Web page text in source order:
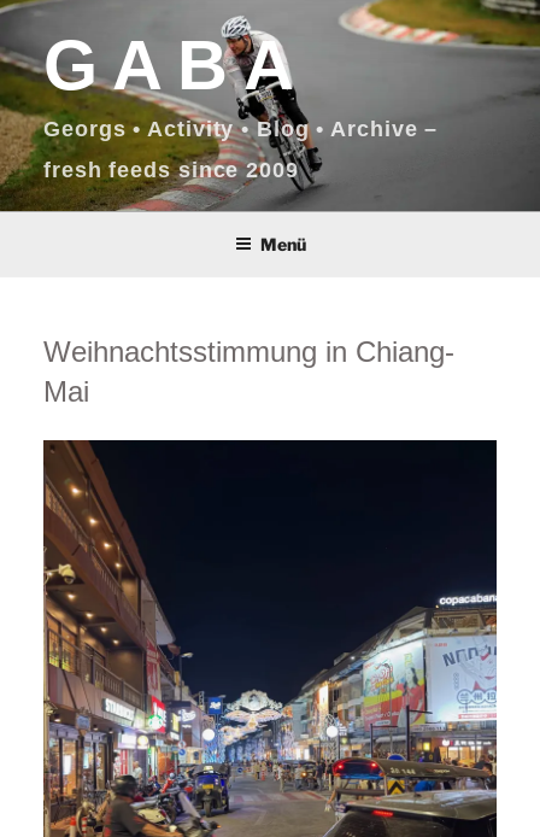
Zum
Inhalt
springenGABA
Georgs • Activity • Blog • Archive –
fresh feeds since 2009
Menü
Weihnachtsstimmung in Chiang-
Mai